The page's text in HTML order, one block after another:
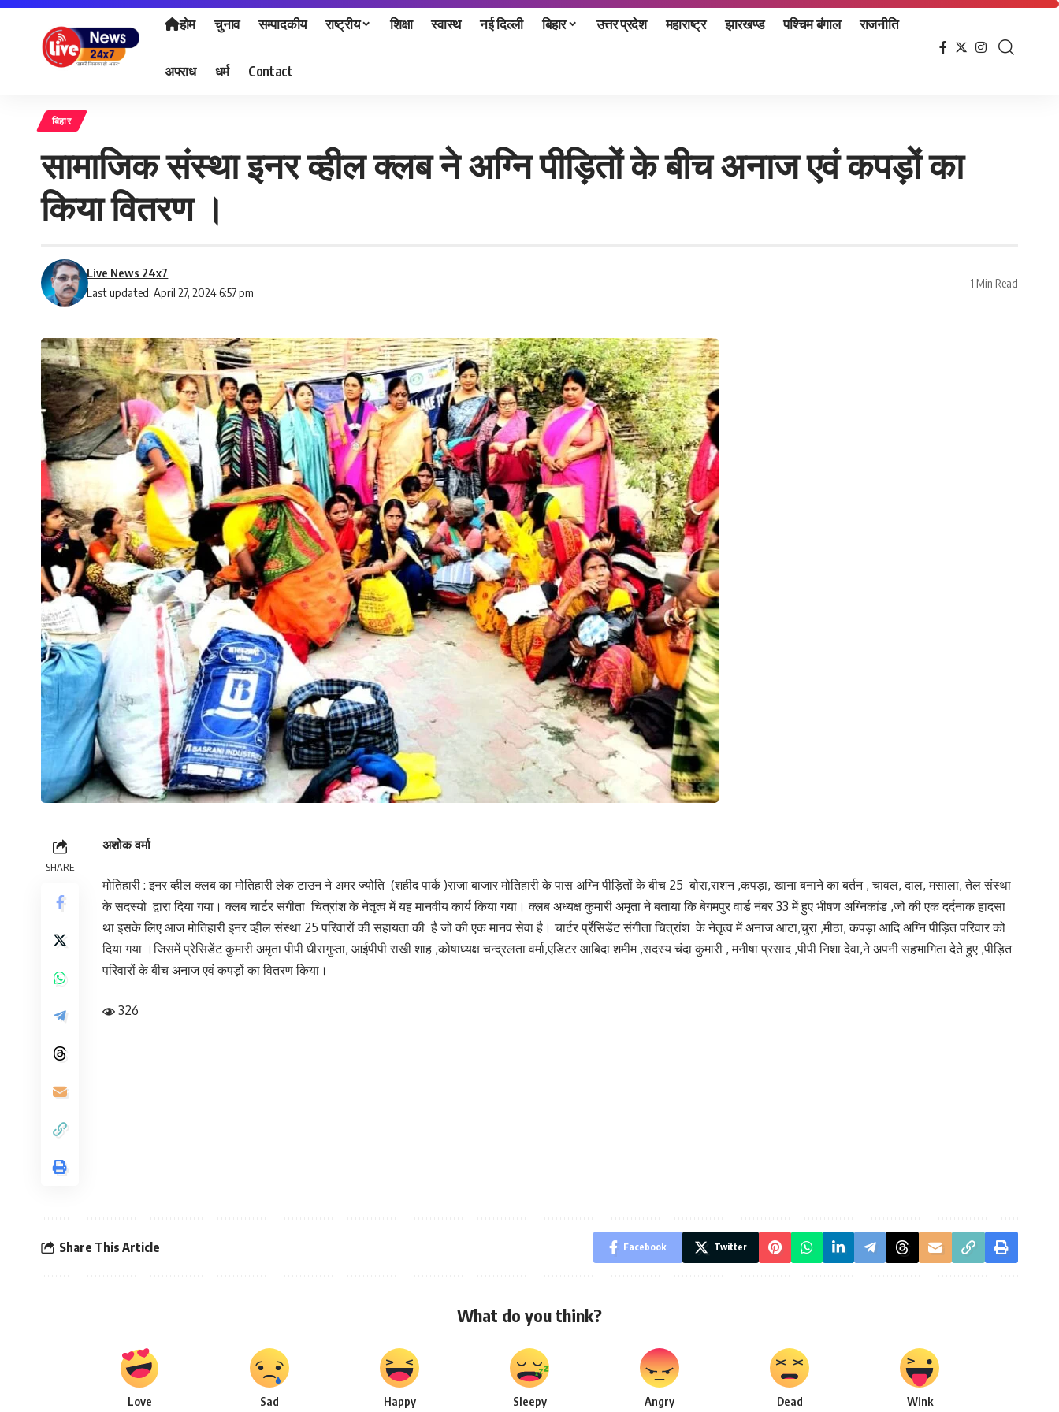
होम चुनाव सम्पादकीय राष्ट्रीय शिक्षा स्वास्थ नई दिल्ली बिहार उत्तर प्रदेश महाराष्ट्र झारखण्ड पश्चिम बंगाल राजनीति
अपराध धर्म Contact
बिहार
सामाजिक संस्था इनर व्हील क्लब ने अग्नि पीड़ितों के बीच अनाज एवं कपड़ों का
किया वितरण ।
Last updated: April 27, 2024 6:57 pm
Live News 24x7
1 Min Read
SHARE
अशोक वर्मा
मोतिहारी : इनर व्हील क्लब का मोतिहारी लेक टाउन ने अमर ज्योति (शहीद पार्क )राजा बाजार मोतिहारी के पास अग्नि पीड़ितों के बीच 25 बोरा,राशन ,कपड़ा, खाना बनाने का बर्तन , चावल, दाल, मसाला, तेल संस्था
के सदस्यो द्वारा दिया गया। क्लब चार्टर संगीता चित्रांश के नेतृत्व में यह मानवीय कार्य किया गया। क्लब अध्यक्ष कुमारी अमृता ने बताया कि बेगमपुर वार्ड नंबर 33 में हुए भीषण अग्निकांड ,जो की एक दर्दनाक हादसा
था इसके लिए आज मोतिहारी इनर व्हील संस्था 25 परिवारों की सहायता की है जो की एक मानव सेवा है। चार्टर र्प्रेसिडेंट संगीता चित्रांश के नेतृत्व में अनाज आटा,चुरा ,मीठा, कपड़ा आदि अग्नि पीड़ित परिवार को
दिया गया ।जिसमें प्रेसिडेंट कुमारी अमृता पीपी धीरागुप्ता, आईपीपी राखी शाह ,कोषाध्यक्ष चन्द्रलता वर्मा,एडिटर आबिदा शमीम ,सदस्य चंदा कुमारी , मनीषा प्रसाद ,पीपी निशा देवा,ने अपनी सहभागिता देते हुए ,पीड़ित
परिवारों के बीच अनाज एवं कपड़ों का वितरण किया।
326
Share This Article Facebook Twitter
What do you think?
Love Sad Happy Sleepy Angry Dead Wink